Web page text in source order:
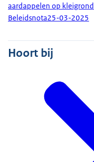
aardappelen op kleigrond
Beleidsnota25-03-2025
Hoort bij